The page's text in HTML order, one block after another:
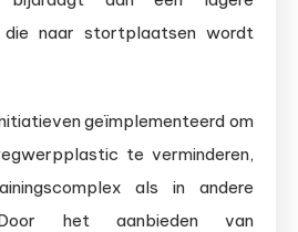
die naar stortplaatsen wordt
geïmplementeerd om
te verminderen,
als in andere
het aanbieden van